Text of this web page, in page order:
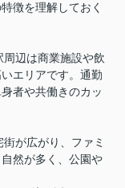
徴を理解しておく
辺は商業施設や飲
エリアです。通勤
者や共働きのカッ
が広がり、ファミ
然が多く、公園や